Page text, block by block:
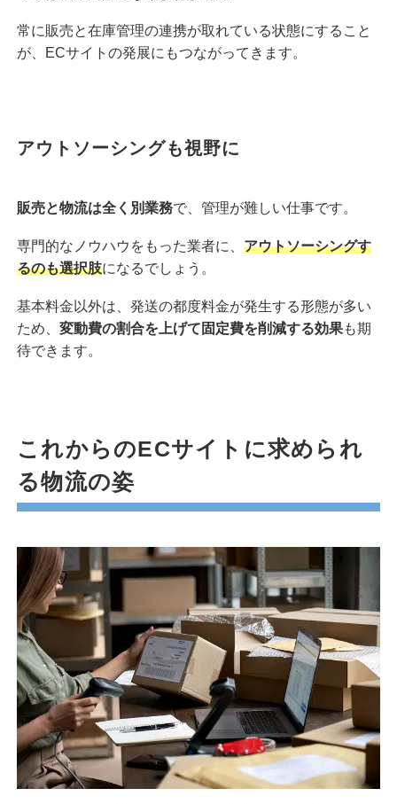
常に販売と在庫管理の連携が取れている状態にすること
が、ECサイトの発展にもつながってきます。
アウトソーシングも視野に
販売と物流は全く別業務で、管理が難しい仕事です。
専門的なノウハウをもった業者に、 アウトソーシングす
るのも選択肢になるでしょう。
基本料金以外は、発送の都度料金が発生する形態が多い
ため、 変動費の割合を上げて固定費を削減する効果も期
待できます。
これからのECサイトに求められ
る物流の姿